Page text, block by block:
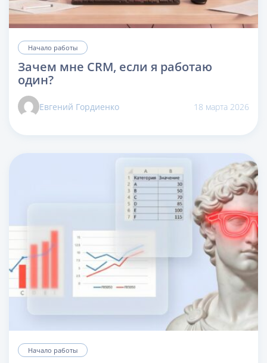
Начало работы
Зачем мне CRM, если я работаю
один?
Евгений Гордиенко 18 марта 2026
Начало работы